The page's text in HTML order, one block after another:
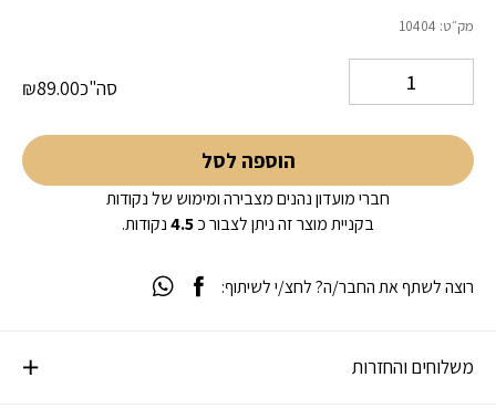
מק״ט: 10404
סה"כ ₪89.00
הוספה לסל
חברי מועדון נהנים מצבירה ומימוש של נקודות
בקניית מוצר זה ניתן לצבור כ4.5נקודות.
משלוחים והחזרות
רוצה לשתף את החבר/ה? לחצ/י לשיתוף: